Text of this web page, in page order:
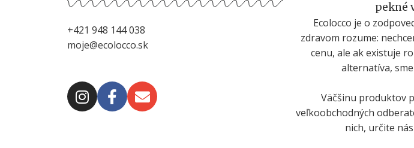
+421 948 144 038
moje@ecolocco.sk
I
n
s
F
a
c
E
n
v
pekné
Ecolocco je o
zdravom rozume:
cenu, ale ak existuje
alternatíva,
Väčšinu produktov
veľkoobchodných
nich, určite